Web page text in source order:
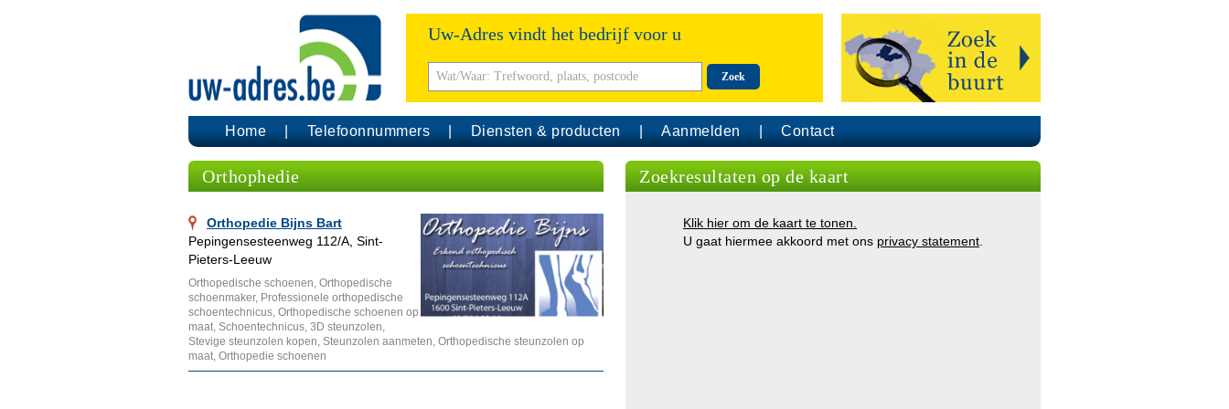
Uw-Adres vindt het bedrijf voor u
Zoek
Home Telefoonnummers Diensten & producten Aanmelden Contact
Orthophedie
Orthopedie Bijns Bart
Pepingensesteenweg 112/A, Sint-
Pieters-Leeuw
Orthopedische schoenen, Orthopedische
schoenmaker, Professionele orthopedische
schoentechnicus, Orthopedische schoenen op
maat, Schoentechnicus, 3D steunzolen,
Stevige steunzolen kopen, Steunzolen aanmeten, Orthopedische steunzolen op
maat, Orthopedie schoenen
Zoekresultaten op de kaart
Klik hier om de kaart te tonen.
U gaat hiermee akkoord met ons privacy statement